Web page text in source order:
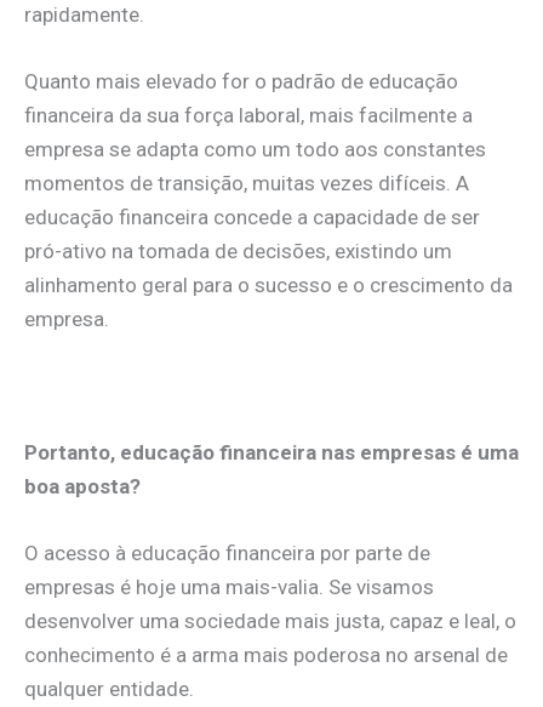
rapidamente.
Quanto mais elevado for o padrão de educação
financeira da sua força laboral, mais facilmente a
empresa se adapta como um todo aos constantes
momentos de transição, muitas vezes difíceis. A
educação financeira concede a capacidade de ser
pró-ativo na tomada de decisões, existindo um
alinhamento geral para o sucesso e o crescimento da
empresa.
Portanto, educação financeira nas empresas é uma
boa aposta?
O acesso à educação financeira por parte de
empresas é hoje uma mais-valia. Se visamos
desenvolver uma sociedade mais justa, capaz e leal, o
conhecimento é a arma mais poderosa no arsenal de
qualquer entidade.